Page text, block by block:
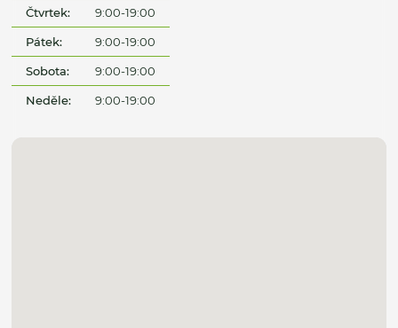
Čtvrtek: 9:00-19:00
Pátek: 9:00-19:00
Sobota: 9:00-19:00
Neděle: 9:00-19:00